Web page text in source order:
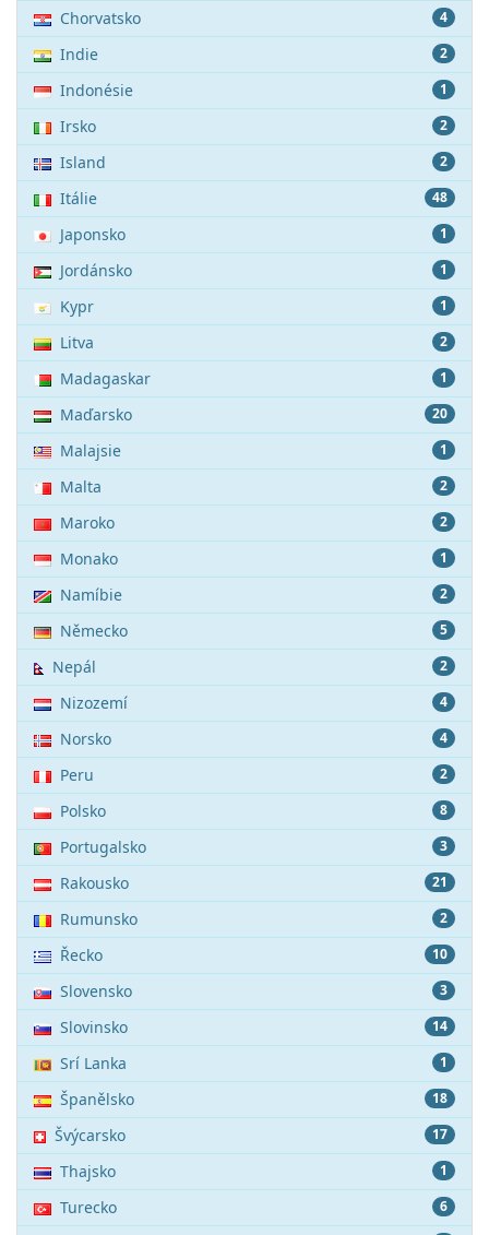
4
Chorvatsko
2
Indie
1
Indonésie
2
Irsko
2
Island
48
Itálie
1
Japonsko
1
Jordánsko
1
Kypr
2
Litva
1
Madagaskar
20
Maďarsko
1
Malajsie
2
Malta
2
Maroko
1
Monako
2
Namíbie
5
Německo
2
Nepál
4
Nizozemí
4
Norsko
2
Peru
8
Polsko
3
Portugalsko
21
Rakousko
2
Rumunsko
10
Řecko
3
Slovensko
14
Slovinsko
1
Srí Lanka
18
Španělsko
17
Švýcarsko
1
Thajsko
6
Turecko